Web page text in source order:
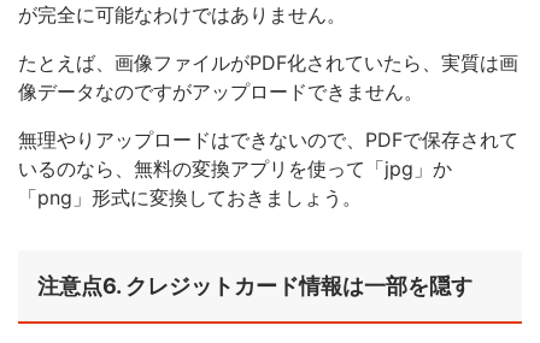
が完全に可能なわけではありません。
たとえば、画像ファイルがPDF化されていたら、実質は画
像データなのですがアップロードできません。
無理やりアップロードはできないので、PDFで保存されて
いるのなら、無料の変換アプリを使って「jpg」か
「png」形式に変換しておきましょう。
注意点6. クレジットカード情報は一部を隠す